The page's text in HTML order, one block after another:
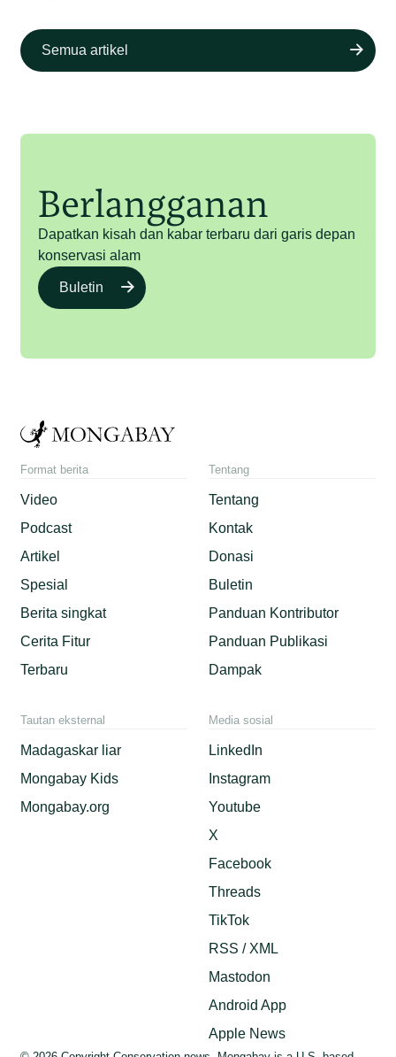
Semua artikel
Berlangganan
Dapatkan kisah dan kabar terbaru dari garis depan
konservasi alam
Buletin
Format berita
Video
Podcast
Artikel
Spesial
Berita singkat
Cerita Fitur
Terbaru
Tentang
Tentang
Kontak
Donasi
Buletin
Panduan Kontributor
Panduan Publikasi
Dampak
Tautan eksternal
Madagaskar liar
Mongabay Kids
Mongabay.org
Media sosial
LinkedIn
Instagram
Youtube
X
Facebook
Threads
TikTok
RSS / XML
Mastodon
Android App
Apple News